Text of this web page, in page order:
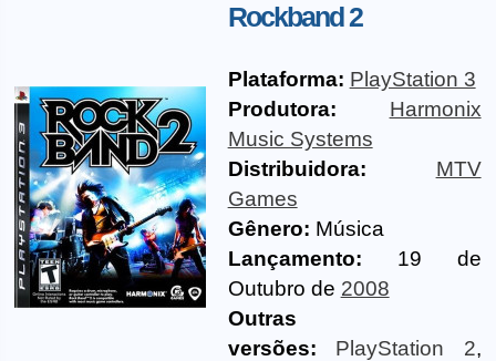
Rockband 2
Plataforma: PlayStation 3
Produtora:
Harmonix
Music Systems
Distribuidora:
MTV
Games
Gênero: Música
Lançamento: 19 de
Outubro de 2008
Outras
versões:
PlayStation 2,